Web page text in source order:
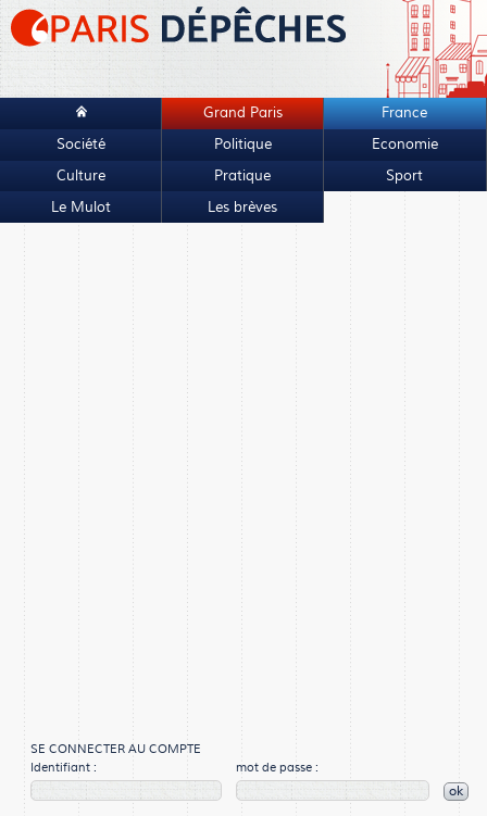
Grand Paris
France
Société
Politique
Economie
Culture
Pratique
Sport
Le Mulot
Les brèves
SE CONNECTER AU COMPTE
Identifiant :
mot de passe :
ok